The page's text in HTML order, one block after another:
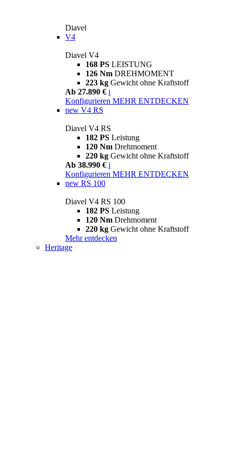
Diavel
V4
Diavel V4
168 PS LEISTUNG
126 Nm DREHMOMENT
223 kg Gewicht ohne Kraftstoff
Ab 27.890 € i
Konfigurieren MEHR ENTDECKEN
new V4 RS
Diavel V4 RS
182 PS Leistung
120 Nm Drehmoment
220 kg Gewicht ohne Kraftstoff
Ab 38.990 € i
Konfigurieren MEHR ENTDECKEN
new RS 100
Diavel V4 RS 100
182 PS Leistung
120 Nm Drehmoment
220 kg Gewicht ohne Kraftstoff
Mehr entdecken
Heritage